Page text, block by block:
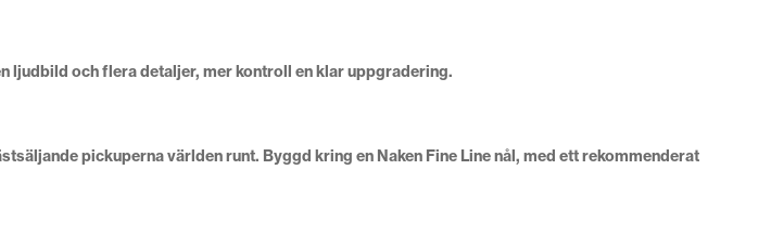
ljudbild och flera detaljer, mer kontroll en klar uppgradering.
pickuperna världen runt. Byggd kring en Naken Fine Line nål, med ett rekommenderat